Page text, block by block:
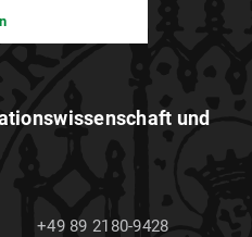
und
+49 89 2180-9428